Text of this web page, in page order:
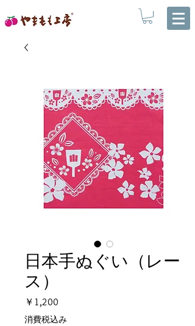
日本手ぬぐい（レー
ス）
￥1,200
格
消費税込み